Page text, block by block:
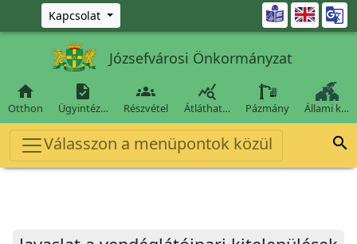
Ugrás a fő tartalomra
Kapcsolat 
Józsefvárosi Önkormányzat

Otthon

Ügyintéz…

Részvétel

Átláthat… Pázmány Állami k…
Válasszon a menüpontok közül 